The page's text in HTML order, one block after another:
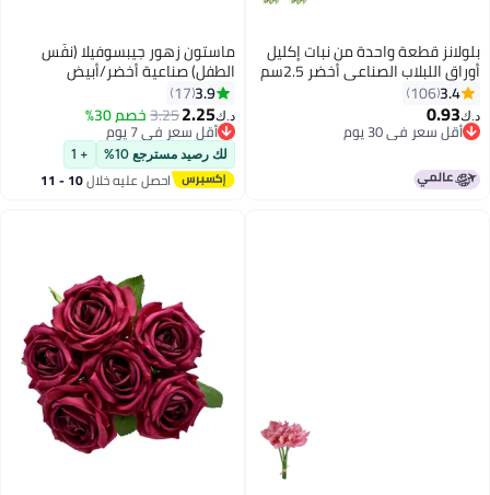
بلولانز قطعة واحدة من نبات إكليل
أوراق اللبلاب الصناعي أخضر 2.5سم
3.4
106
د.ك‏0.93
أقل سعر في 30 يوم
أقل سعر في 30 يوم
ماستون زهور جيبسوفيلا (نفَس
الطفل) صناعية أخضر/أبيض
3.9
17
د.ك‏2.25
3.25خصم 30%
أقل سعر في 7 يوم
أقل سعر في 7 يوم
لك رصيد مسترجع 10% + 1
احصل عليه خلال 10 - 11